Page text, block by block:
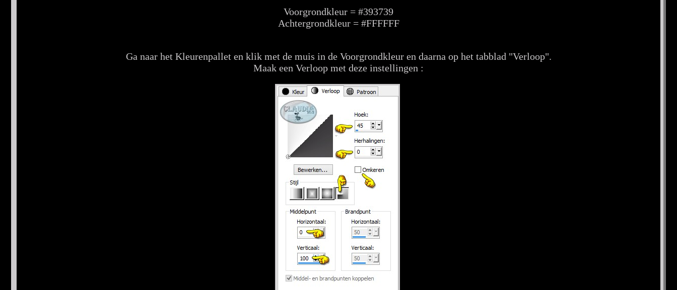
Voorgrondkleur = #393739
Achtergrondkleur = #FFFFFF
Ga naar het Kleurenpallet en klik met de muis in de Voorgrondkleur en daarna op het tabblad "Verloop".
Maak een Verloop met deze instellingen :